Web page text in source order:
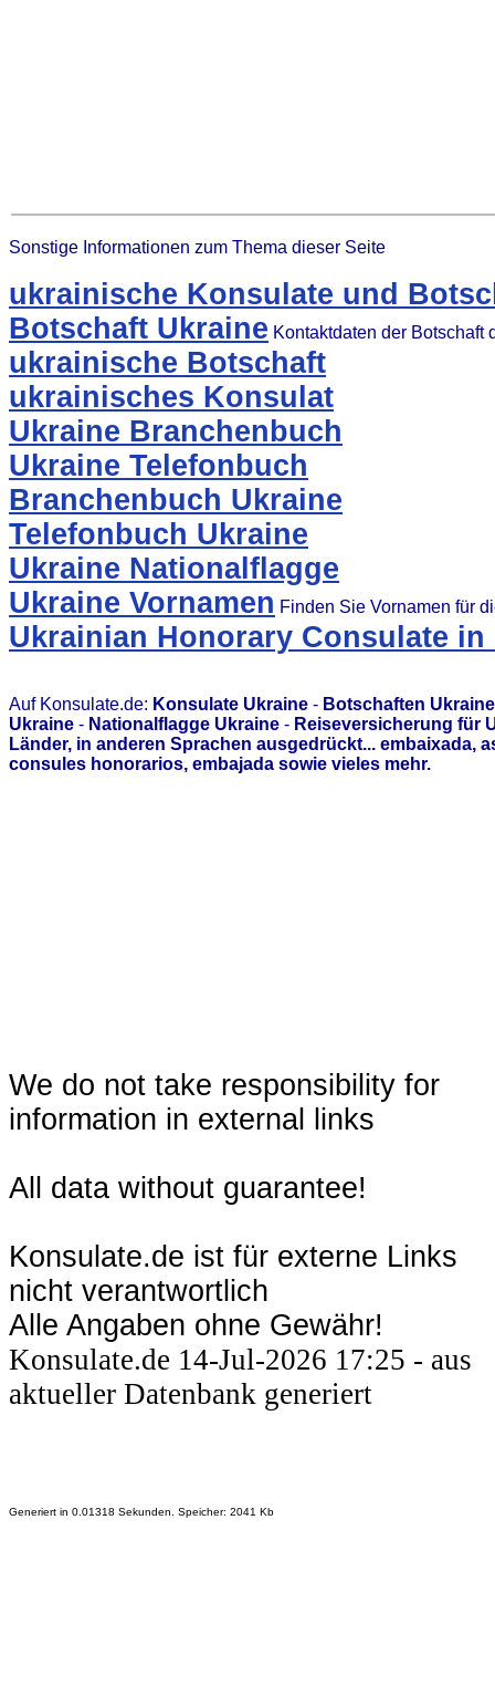
Sonstige Informationen zum Thema dieser Seite
ukrainische Konsulate und
Botschaft Ukraine Kontaktdaten der Botschaft
ukrainische Botschaft
ukrainisches Konsulat
Ukraine Branchenbuch
Ukraine Telefonbuch
Branchenbuch Ukraine
Telefonbuch Ukraine
Ukraine Nationalflagge
Ukraine Vornamen Finden Sie Vornamen für
Ukrainian Honorary Consulate in
Auf Konsulate.de: Konsulate Ukraine - Botschaften Ukraine
Ukraine - Nationalflagge Ukraine - Reiseversicherung für
Länder, in anderen Sprachen ausgedrückt...
consules honorarios, embajada sowie vieles mehr.
We do not take responsibility for
information in external links
All data without guarantee!
Konsulate.de ist für externe Links
nicht verantwortlich
Alle Angaben ohne Gewähr!
Konsulate.de 14-Jul-2026 17:25 - aus
aktueller Datenbank generiert
Generiert in 0.01318 Sekunden. Speicher: 2041 Kb